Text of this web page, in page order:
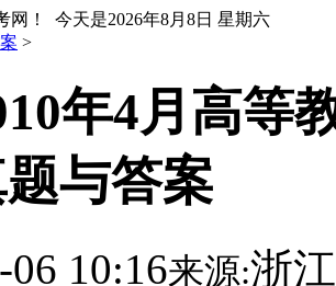
网！ 今天是2026年8月8日 星期六
>
年4月高等
与答案
06 10:16来源:浙